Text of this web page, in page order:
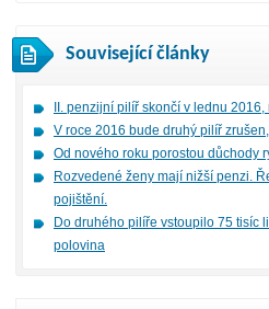
Související články
II. penzijní pilíř skončí v lednu
V roce 2016 bude druhý pilíř
Od nového roku porostou důchody
Rozvedené ženy mají nižší penzi.
pojištění.
Do druhého pilíře vstoupilo 75 tisíc
polovina